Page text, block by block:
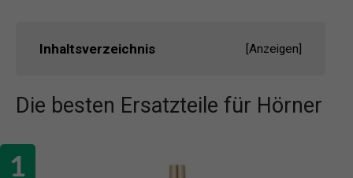
Inhaltsverzeichnis [Anzeigen]
Die besten Ersatzteile für Hörner